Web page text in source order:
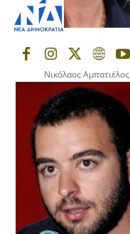
Νικόλαος Αμπατιέλος